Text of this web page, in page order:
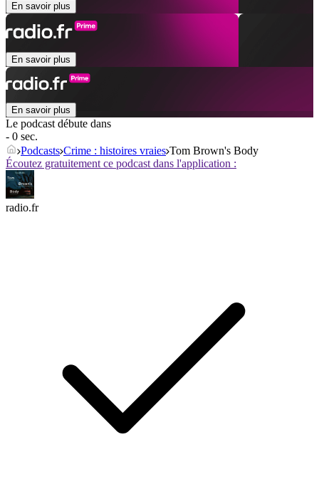
En savoir plus
En savoir plus
En savoir plus
Le podcast débute dans
- 0 sec.
Podcasts Crime : histoires vraies Tom Brown's Body
Écoutez gratuitement ce podcast dans l'application :
radio.fr